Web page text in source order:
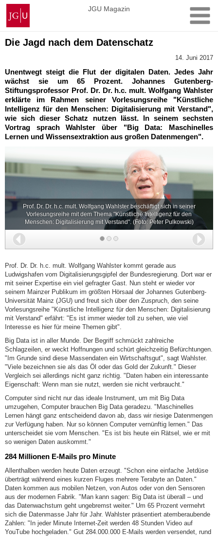
Zum
Inhalt
springen
Johannes
Gutenberg-
Universität
Mainz
JGU Magazin
Die Jagd nach dem Datenschatz
14. Juni 2017
Unentwegt steigt die Flut der digitalen Daten. Jedes Jahr
wächst sie um 65 Prozent. Johannes Gutenberg-
Stiftungsprofessor Prof. Dr. Dr. h.c. mult. Wolfgang Wahlster
erklärte im Rahmen seiner Vorlesungsreihe "Künstliche
Intelligenz für den Menschen: Digitalisierung mit Verstand",
wie sich dieser Schatz nutzen lässt. In seinem sechsten
Vortrag sprach Wahlster über "Big Data: Maschinelles
Lernen und Wissensextraktion aus großen Datenmengen".
Prof. Dr. Dr. h.c. mult. Wolfgang Wahlster beschäftigt sich in seiner
Vorlesungsreihe mit dem Thema "Künstliche Intelligenz für den
Menschen: Digitalisierung mit Verstand". (Foto: Peter Pulkowski)
Zurück
Prof. Dr. Dr. h.c. mult. Wolfgang Wahlster kommt gerade aus
Ludwigshafen vom Digitalisierungsgipfel der Bundesregierung. Dort war er
mit seiner Expertise ein viel gefragter Gast. Nun steht er wieder vor
seinem Mainzer Publikum im größten Hörsaal der Johannes Gutenberg-
Universität Mainz (JGU) und freut sich über den Zuspruch, den seine
Vorlesungsreihe "Künstliche Intelligenz für den Menschen: Digitalisierung
mit Verstand" erfährt: "Es ist immer wieder toll zu sehen, wie viel
Interesse es hier für meine Themen gibt".
Big Data ist in aller Munde. Der Begriff schmückt zahlreiche
Schlagzeilen, er weckt Hoffnungen und schürt gleichzeitig Befürchtungen.
"Im Grunde sind diese Massendaten ein Wirtschaftsgut", sagt Wahlster.
"Viele bezeichnen sie als das Öl oder das Gold der Zukunft." Dieser
Vergleich sei allerdings nicht ganz richtig. "Daten haben ein interessante
Eigenschaft: Wenn man sie nutzt, werden sie nicht verbraucht."
Computer sind nicht nur das ideale Instrument, um mit Big Data
umzugehen, Computer brauchen Big Data geradezu. "Maschinelles
Lernen hängt ganz entscheidend davon ab, dass wir riesige Datenmengen
zur Verfügung haben. Nur so können Computer vernünftig lernen." Das
unterscheidet sie vom Menschen. "Es ist bis heute ein Rätsel, wie er mit
so wenigen Daten auskommt."
284 Millionen E-Mails pro Minute
Allenthalben werden heute Daten erzeugt. "Schon eine einfache Jetdüse
überträgt während eines kurzen Fluges mehrere Terabyte an Daten."
Daten kommen aus mobilen Netzen, von Autos oder von den Sensoren
aus der modernen Fabrik. "Man kann sagen: Big Data ist überall – und
das Datenwachstum geht ungebremst weiter." Um 65 Prozent vermehrt
sich die Datenmasse Jahr für Jahr. Wahlster präsentiert atemberaubende
Zahlen: "In jeder Minute Internet-Zeit werden 48 Stunden Video auf
YouTube hochgeladen." Gut 284.000.000 E-Mails werden versendet, rund